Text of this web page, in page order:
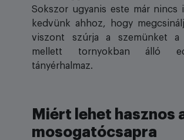
Sokszor ugyanis este már nincs
kedvünk ahhoz, hogy
viszont szúrja a szemünket a
mellett tornyokban álló
tányérhalmaz.
Miért lehet hasznos
mosogatócsapra